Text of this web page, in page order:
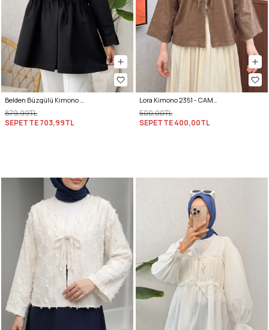
Belden Büzgülü Kimono 0002 - SİYAH
879,99TL
SEPETTE703,99TL
Lora Kimono 2351 - CAMEL
500,00TL
SEPETTE400,00TL